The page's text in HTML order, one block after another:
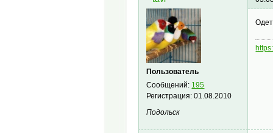
Пользователь
Сообщений: 195
Регистрация:01.08.2010
Подольск